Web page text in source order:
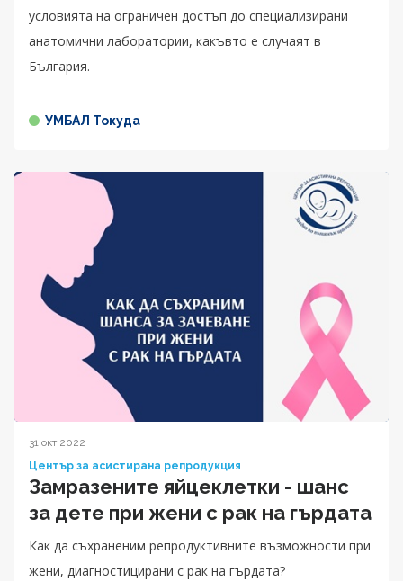
условията на ограничен достъп до специализирани
анатомични лаборатории, какъвто е случаят в
България.
УМБАЛ Токуда
31 окт 2022
Център за асистирана репродукция
Замразените яйцеклетки - шанс
за дете при жени с рак на гърдата
Как да съхраненим репродуктивните възможности при
жени, диагностицирани с рак на гърдата?